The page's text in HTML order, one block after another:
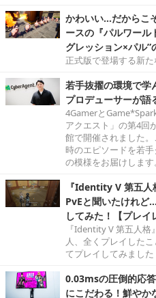
かわいい…だからこ
ースの『パルワール
グレッション×パル
正式版で登場する新
若手抜擢の環境で
プロデューサーが語
4Gamerと
アクエスト」の第4回
館で開催されました
時のエピソードを若
の模様をお届けします。
『Identity V 第五人
PvEと聞いたけれど
してみた！【プレイ
『Identity V 第五人
人、全くプレイした
てプレイしてみました
0.03msの圧倒的応
にこだわる！鮮や